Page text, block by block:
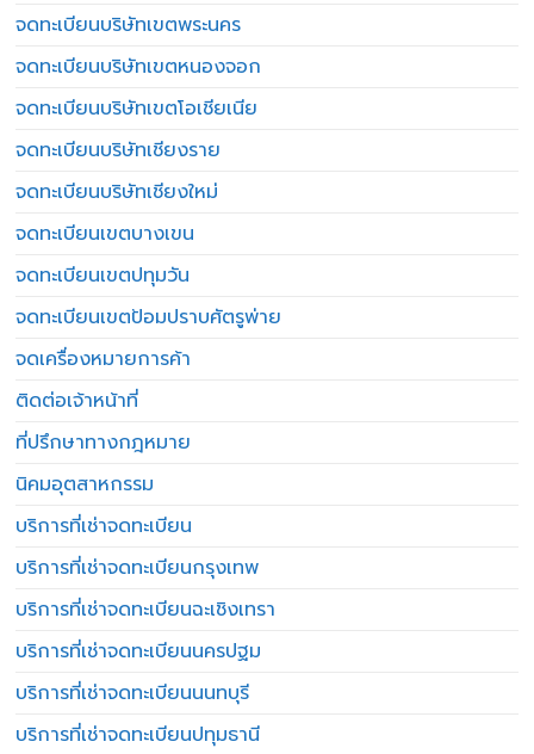
จดทะเบียนบริษัทเขตพระนคร
จดทะเบียนบริษัทเขตหนองจอก
จดทะเบียนบริษัทเขตโอเชียเนีย
จดทะเบียนบริษัทเชียงราย
จดทะเบียนบริษัทเชียงใหม่
จดทะเบียนเขตบางเขน
จดทะเบียนเขตปทุมวัน
จดทะเบียนเขตป้อมปราบศัตรูพ่าย
จดเครื่องหมายการค้า
ติดต่อเจ้าหน้าที่
ที่ปรึกษาทางกฎหมาย
นิคมอุตสาหกรรม
บริการที่เช่าจดทะเบียน
บริการที่เช่าจดทะเบียนกรุงเทพ
บริการที่เช่าจดทะเบียนฉะเชิงเทรา
บริการที่เช่าจดทะเบียนนครปฐม
บริการที่เช่าจดทะเบียนนนทบุรี
บริการที่เช่าจดทะเบียนปทุมธานี